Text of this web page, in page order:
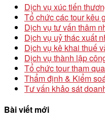
Dịch vụ xúc tiến
Tổ chức các tour kêu
Dịch vụ tư vấn thâm
Dịch vụ uỷ thác xuất
Dịch vụ kê khai thuế
Dịch vụ thành lập
Tổ chức tour tham
Thẩm định & Kiểm
Tư vấn khảo sát
Bài viết mới